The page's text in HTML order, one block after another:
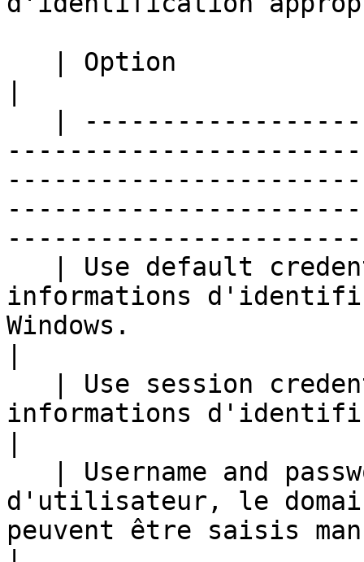
informations
Windows.
informations
d'utilisateur, le
peuvent être saisis